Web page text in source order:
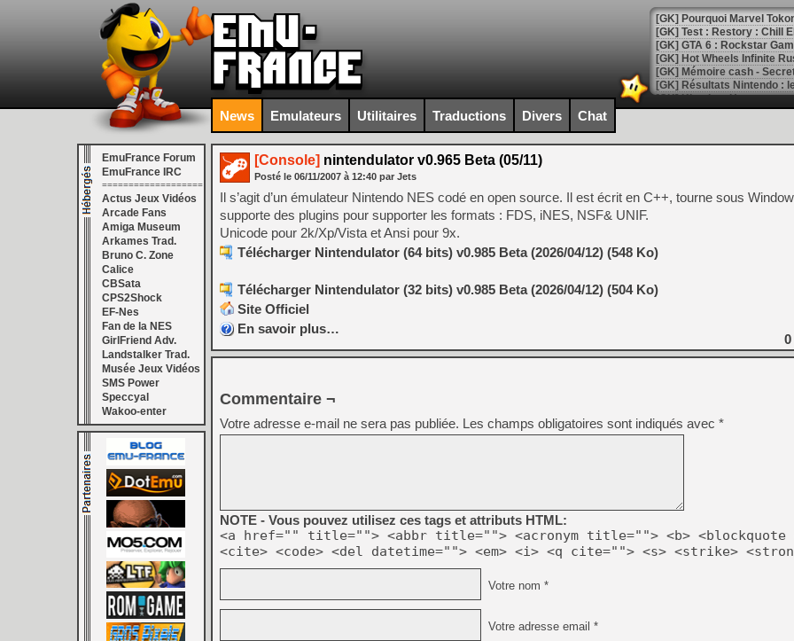
[GK] Pourquoi Marvel
[GK] Test : Restory : Chill
[GK] GTA 6 : Rockstar
[GK] Hot Wheels Infinite
[GK] Mémoire cash -
[GK] Résultats Nintendo :
[GK] Déjà des
[Mo5] Brickboy cherche à
[GK] Minecraft et ses «
[GK] Beast of
[GK] Ubisoft : fin de partie
[GK] Mémoire cash -
[GK] Dan Houser (GTA)
[GK] Comment EA Sports
[GK] Crimson Moon : un
[GK] Isle of Reveries : le
[GK] Moonlighter 2 : The
[GK] Capcom relance
[Mo5] Deux inédits du
[GK] Le beat'em up The
[GK] Endless Legend 2 :
[LS] [PS5] Le WebKit
[GK] Oubliez Crazy Taxi,
[LS] [Switch] NSZ 5.0.0
[GK] No More Room in
[GK] Un chatbot Atelier
[GK] Mémoire cash -
[GK] Nvidia : le prix des
[GK] Suikoden Star Leap
News Emulateurs Utilitaires Traductions Divers Chat
EmuFrance Forum
EmuFrance IRC
===================
Actus Jeux Vidéos
Arcade Fans
Amiga Museum
Arkames Trad.
Bruno C. Zone
Calice
CBSata
CPS2Shock
EF-Nes
Fan de la NES
GirlFriend Adv.
Landstalker Trad.
Musée Jeux Vidéos
SMS Power
Speccyal
Wakoo-enter
[Console] nintendulator v0.965 Beta (05/11)
Posté le 06/11/2007 à 12:40 par Jets
Il s’agit d’un émulateur Nintendo NES codé en open source. Il est écrit en C++, tourne sous
supporte des plugins pour supporter les formats : FDS, iNES, NSF& UNIF.
Unicode pour 2k/Xp/Vista et Ansi pour 9x.
Télécharger Nintendulator (64 bits) v0.985 Beta (2026/04/12) (548 Ko)
Télécharger Nintendulator (32 bits) v0.985 Beta (2026/04/12) (504 Ko)
Site Officiel
En savoir plus…
0
Commentaire ¬
Votre adresse e-mail ne sera pas publiée. Les champs obligatoires sont indiqués avec *
NOTE - Vous pouvez utilisez ces tags et attributs HTML:
<a href="" title=""> <abbr title=""> <acronym title=""> <b> <blockquote
<cite> <code> <del datetime=""> <em> <i> <q cite=""> <s> <strike>
Votre nom *
Votre adresse email *